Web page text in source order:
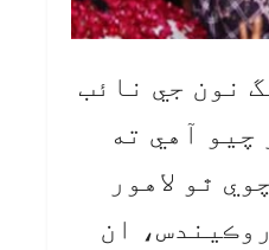
نون جي نائب
چيو آهي ته
ٿو لاهور
ان